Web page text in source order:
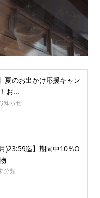
夏のお出かけ応援キャン
お...
知らせ
)23:59迄】期間中10％O
分類